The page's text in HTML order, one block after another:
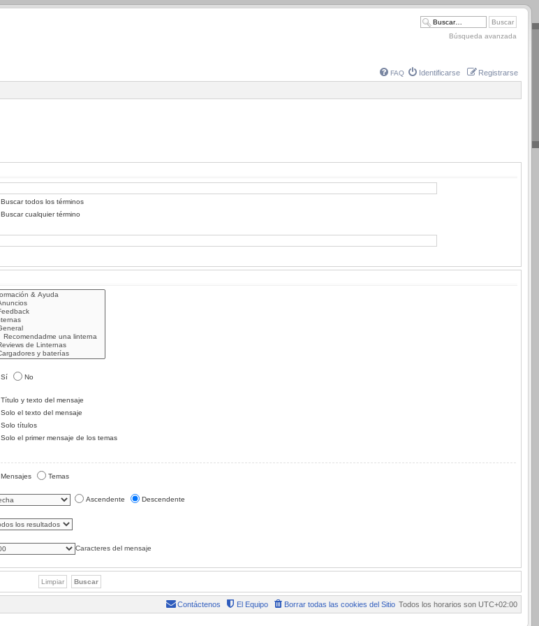
Búsqueda avanzada
FAQ Identificarse Registrarse
Buscar todos los términos
Buscar cualquier término
Sí No
Título y texto del mensaje
Solo el texto del mensaje
Solo títulos
Solo el primer mensaje de los temas
Mensajes Temas
Ascendente Descendente
Caracteres del mensaje
Todos los horarios son UTC+02:00
Borrar todas las cookies del Sitio
El Equipo
Contáctenos